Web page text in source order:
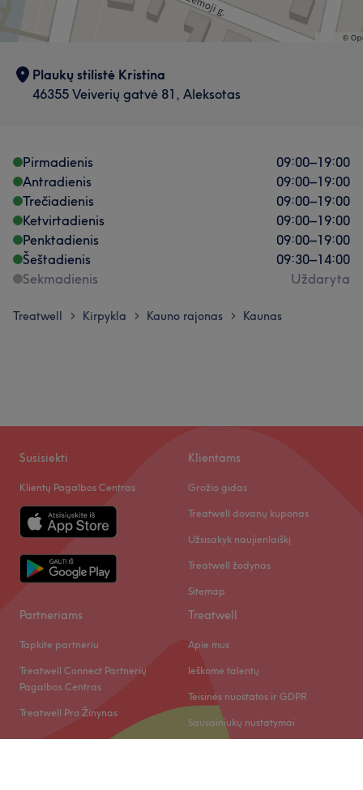
Plaukų stilistė Kristina
46355 Veiverių gatvė 81, Aleksotas
Pirmadienis 09:00–19:00
Antradienis
09:00–19:00
Trečiadienis
09:00–19:00
Ketvirtadienis
09:00–19:00
Penktadienis
09:00–19:00
Šeštadienis
09:30–14:00
Sekmadienis
Uždaryta
Treatwell > Kirpykla > Kauno rajonas > Kaunas
Susisiekti
Klientų Pagalbos Centras
Klientams
Grožio gidas
Treatwell dovanų kuponas
Užsisakyk naujienlaiškį
Treatwell žodynas
Sitemap
Partneriams
Tapkite partneriu
Treatwell Connect Partnerių
Pagalbos Centras
Treatwell Pro Žinynas
Treatwell
Apie mus
Ieškome talentų
Teisinės nuostatos ir GDPR
Sausainiukų nustatymai